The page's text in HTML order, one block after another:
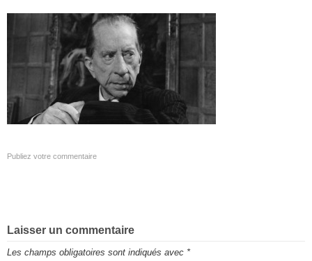
Publiez votre commentaire
Laisser un commentaire
Les champs obligatoires sont indiqués avec *